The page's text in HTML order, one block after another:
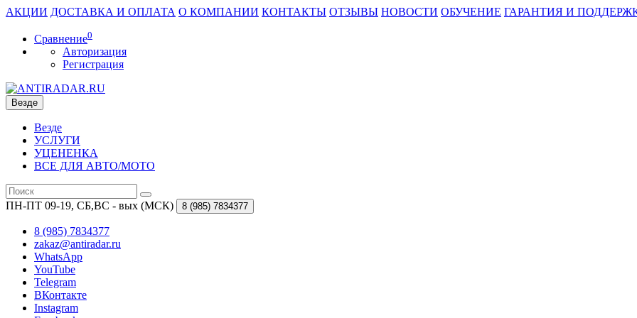
АКЦИИ ДОСТАВКА И ОПЛАТА О КОМПАНИИ КОНТАКТЫ ОТЗЫВЫ НОВОСТИ ОБУЧЕНИЕ ГАРАНТИЯ И
Сравнение0
Авторизация
Регистрация
Везде
Везде
УСЛУГИ
УЦЕНЕНКА
ВСЕ ДЛЯ АВТО/МОТО
ПН-ПТ 09-19, СБ,ВС - вых (МСК) 8 (985) 7834377
8 (985) 7834377
zakaz@antiradar.ru
WhatsApp
YouTube
Telegram
ВКонтакте
Instagram